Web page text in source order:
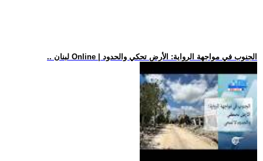
.. لبنان Online | الجنوب في مواجهة الرواية: الأرض تحكي والحدود